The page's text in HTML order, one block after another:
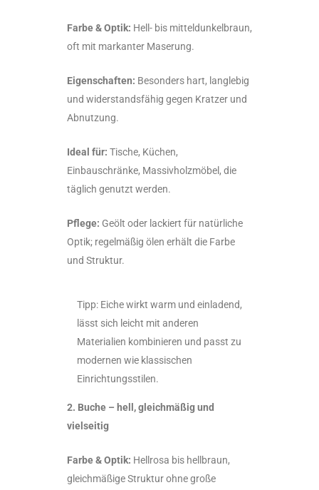
Farbe & Optik: Hell- bis mitteldunkelbraun,
oft mit markanter Maserung.
Eigenschaften: Besonders hart, langlebig
und widerstandsfähig gegen Kratzer und
Abnutzung.
Ideal für: Tische, Küchen,
Einbauschränke, Massivholzmöbel, die
täglich genutzt werden.
Pflege: Geölt oder lackiert für natürliche
Optik; regelmäßig ölen erhält die Farbe
und Struktur.
Tipp: Eiche wirkt warm und einladend,
lässt sich leicht mit anderen
Materialien kombinieren und passt zu
modernen wie klassischen
Einrichtungsstilen.
2. Buche – hell, gleichmäßig und
vielseitig
Farbe & Optik: Hellrosa bis hellbraun,
gleichmäßige Struktur ohne große